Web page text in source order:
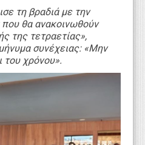
τη βραδιά με την
θα ανακοινωθούν
της τετραετίας»,
συνέχειας: «Μην
του χρόνου».